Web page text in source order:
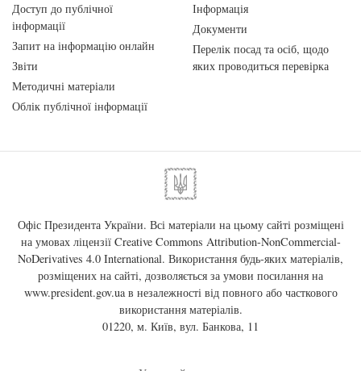
Доступ до публічної
інформації
Запит на інформацію онлайн
Звіти
Методичні матеріали
Облік публічної інформації
Інформація
Документи
Перелік посад та осіб, щодо
яких проводиться перевірка
Офіс Президента України. Всі матеріали на цьому сайті розміщені
на умовах ліцензії Creative Commons Attribution-NonCommercial-
NoDerivatives 4.0 International. Використання будь-яких матеріалів,
розміщених на сайті, дозволяється за умови посилання на
www.president.gov.uaв незалежності від повного або часткового
використання матеріалів.
01220, м. Київ, вул. Банкова, 11